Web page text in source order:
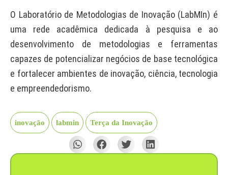
O Laboratório de Metodologias de Inovação (LabMIn) é
uma rede acadêmica dedicada à pesquisa e ao
desenvolvimento de metodologias e ferramentas
capazes de potencializar negócios de base tecnológica
e fortalecer ambientes de inovação, ciência, tecnologia
e empreendedorismo.
inovação labmin Terça da Inovação